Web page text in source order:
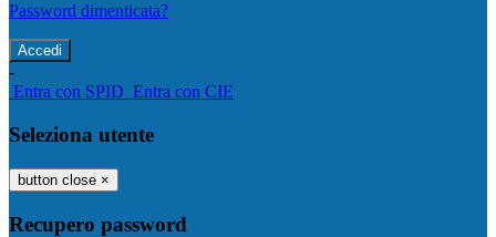
Password dimenticata?
-
Entra con SPID Entra con CIE
Seleziona utente
button close ×
Recupero password